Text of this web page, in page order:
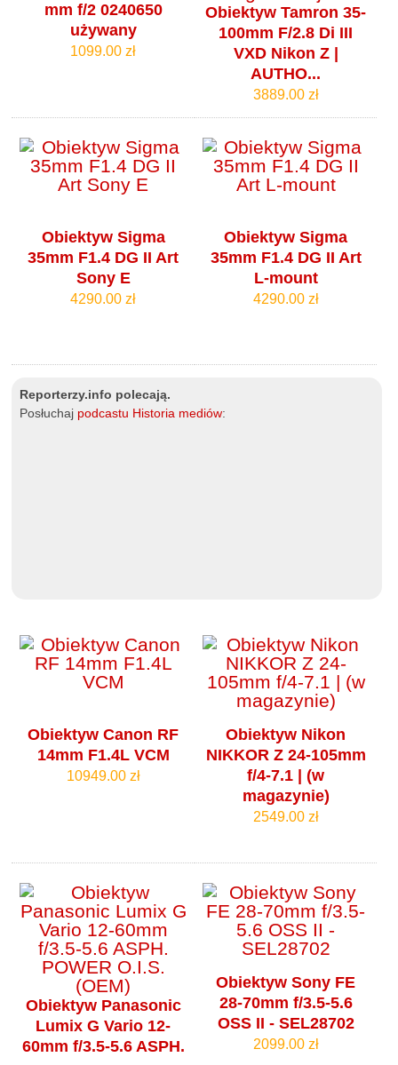
mm f/2 0240650
używany
1099.00 zł
Obiektyw Tamron 35-
100mm F/2.8 Di III
VXD Nikon Z |
AUTHO...
3889.00 zł
Obiektyw Sigma
35mm F1.4 DG II Art
Sony E
4290.00 zł
Obiektyw Sigma
35mm F1.4 DG II Art
L-mount
4290.00 zł
Reporterzy.info polecają.
Posłuchaj podcastu Historia mediów:
Obiektyw Canon RF
14mm F1.4L VCM
10949.00 zł
Obiektyw Nikon
NIKKOR Z 24-105mm
f/4‑7.1 | (w
magazynie)
2549.00 zł
Obiektyw Panasonic
Lumix G Vario 12-
60mm f/3.5-5.6 ASPH.
Obiektyw Sony FE
28-70mm f/3.5-5.6
OSS II - SEL28702
2099.00 zł